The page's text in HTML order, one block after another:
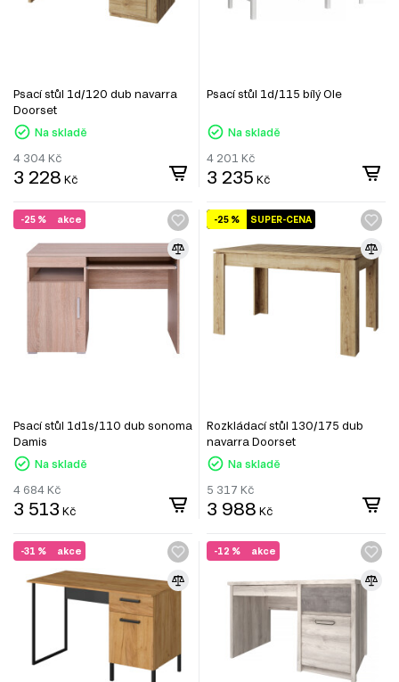
Psací stůl 1d/120 dub navarra
Doorset
Na skladě
4 304 Kč
3 228 Kč
Psací stůl 1d/115 bílý Ole
Na skladě
4 201 Kč
3 235 Kč
akce
-25 %
Psací stůl 1d1s/110 dub sonoma
Damis
Na skladě
4 684 Kč
3 513 Kč
SUPER-CENA
-25 %
Rozkládací stůl 130/175 dub
navarra Doorset
Na skladě
5 317 Kč
3 988 Kč
akce
-31 % akce
-12 %